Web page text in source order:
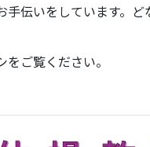
手伝いをしています。ど
ご覧ください。